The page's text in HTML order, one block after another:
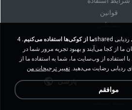
قوانين
پشتیبانی
شخصی من را نفروشید
من را به اشتراک نگذارید
پارسی
ما از کوکی‌ها استفاده می‌کنیم. 4shared از کوکی‌ها و سایر فناوری‌های ردیابی
ما از کجا می‌آیند و بهبود تجربه مرور شما در
استفاده از وب‌سایت ما، شما به استفاده ما از
ردیابی رضایت می‌دهید. تغییر ترجیحات من
موافقم